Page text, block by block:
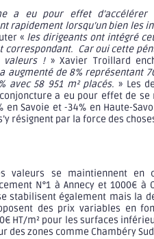
a eu pour effet
rapidement lorsqu’un bien les
« les dirigeants ont intégré
correspondant. Car oui cette
valeurs !» Xavier Troillard
augmenté de 8% représentant
avec 58 951 m² placés. » Les
a eu pour effet de
en Savoie et -34% en Haute-
résignent par la force des
se maintiennent en
N°1 à Annecy et 1000€ à
stabilisent également mais la
des prix variables en
HT/m² pour les surfaces
des zones comme Chambéry